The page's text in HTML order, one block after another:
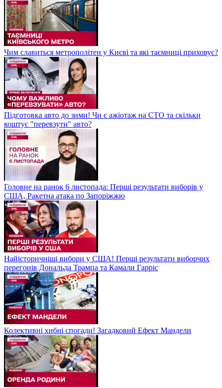
Чим славиться метрополітен у Києві та які таємниці приховує?
Підготовка авто до зими! Чи є ажіотаж на СТО та скільки
коштує "перевзути" авто?
Головне на ранок 6 листопада: Перші результати виборів у
США, Ракетна атака по Запоріжжю
Найісторичніші вибори у США! Перші результати виборчих
перегонів Дональда Трампа та Камали Гарріс
Колективні хибні спогади! Загадковий Ефект Мандели